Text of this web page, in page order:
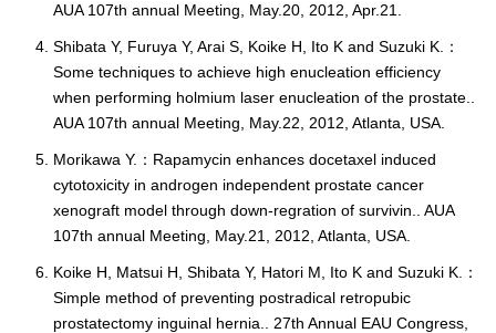
AUA 107th annual Meeting, May.20, 2012, Apr.21.
Shibata Y, Furuya Y, Arai S, Koike H, Ito K and Suzuki K.：
Some techniques to achieve high enucleation efficiency
when performing holmium laser enucleation of the prostate..
AUA 107th annual Meeting, May.22, 2012, Atlanta, USA.
Morikawa Y.：Rapamycin enhances docetaxel induced
cytotoxicity in androgen independent prostate cancer
xenograft model through down-regration of survivin.. AUA
107th annual Meeting, May.21, 2012, Atlanta, USA.
Koike H, Matsui H, Shibata Y, Hatori M, Ito K and Suzuki K.：
Simple method of preventing postradical retropubic
prostatectomy inguinal hernia.. 27th Annual EAU Congress,